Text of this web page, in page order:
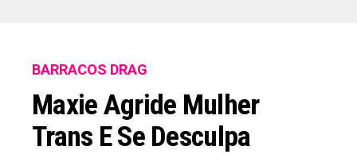
BARRACOS DRAG
Maxie Agride Mulher
Trans E Se Desculpa